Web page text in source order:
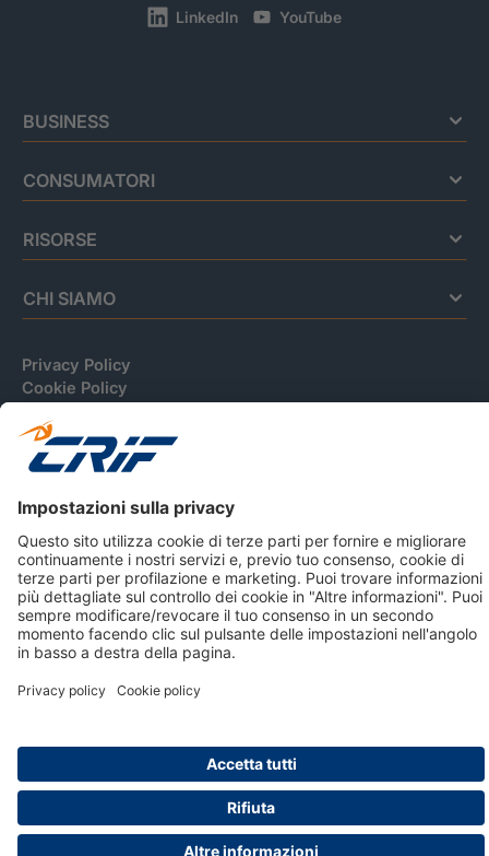
LinkedIn YouTube
BUSINESS
CONSUMATORI
RISORSE
CHI SIAMO
Privacy Policy
Cookie Policy
CRIF Business Ethics
Accessibilità
Creditizie
© 2026 CRIF S.p.A. Tutti i diritti riservati.
Via della Beverara, 21 / 40131 Bologna / Italy Cap. Soc.
sottoscritto € 51.941.235,00 di cui versato € 51.806.190,00 |
Società soggetta all'attività di direzione e coordinamento di
Società con Sistema di Gestione Certificato da DNV ISO 9001,
ISO 45001, ISO/IEC 27001, ISO14001